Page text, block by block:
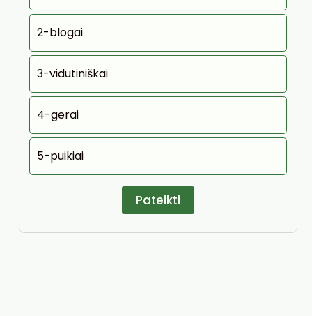
2-blogai
3-vidutiniškai
4-gerai
5-puikiai